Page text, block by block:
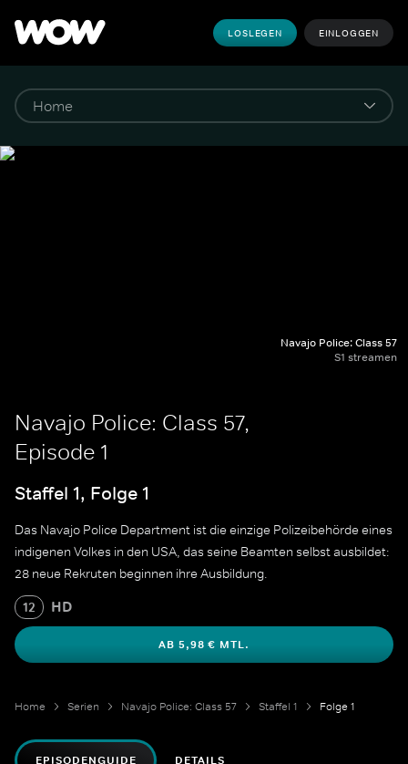
LOSLEGEN EINLOGGEN
Navajo Police: Class 57
S1 streamen
Navajo Police: Class 57,
Episode 1
Staffel 1, Folge 1
Das Navajo Police Department ist die einzige Polizeibehörde eines
indigenen Volkes in den USA, das seine Beamten selbst ausbildet:
28 neue Rekruten beginnen ihre Ausbildung.
12 HD
AB 5,98 € MTL.
Home Serien Navajo Police: Class 57 Staffel 1 Folge 1
EPISODENGUIDE DETAILS